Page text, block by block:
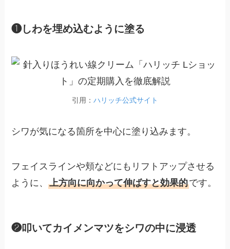
❶しわを埋め込むように塗る
引用： ハリッチ公式サイト
シワが気になる箇所を中心に塗り込みます。
フェイスラインや頬などにもリフトアップさせる
ように、上方向に向かって伸ばすと効果的です。
❷叩いてカイメンマツをシワの中に浸透